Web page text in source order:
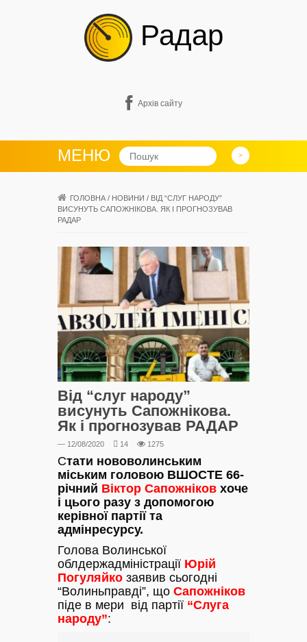
Радар
Архів сайту
МЕНЮ
ГОЛОВНА / НОВИНИ / ВІД “СЛУГ НАРОДУ”
ВИСУНУТЬ САПОЖНІКОВА. ЯК І ПРОГНОЗУВАВ
РАДАР
Від “слуг народу”
висунуть Сапожнікова.
Як і прогнозував РАДАР
— 12/08/2020 14 1275
Стати нововолинським
міським головою ВШОСТЕ 66-
річний Віктор Сапожніков хоче
і цього разу з допомогою
керівної партії та
адмінресурсу.
Голова Волинської
облдержадміністрації Юрій
Погуляйко заявив сьогодні
“Волиньправді”, що Сапожніков
піде в мери від партії “Слуга
народу”: